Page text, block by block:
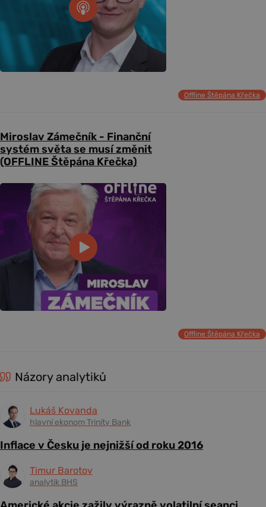
Offline Štěpána Křečka
Miroslav Zámečník - Finanční
systém světa se musí změnit
(OFFLINE Štěpána Křečka)
Offline Štěpána Křečka
Názory analytiků
Lukáš Kovanda
hlavní ekonom Trinity Bank
Inflace v Česku je nejnižší od roku 2016
Timur Barotov
analytik BHS